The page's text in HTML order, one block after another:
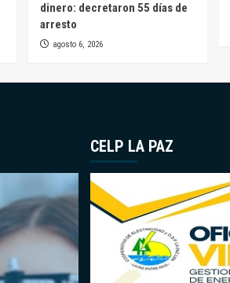
dinero: decretaron 55 días de
arresto
agosto 6, 2026
CELP LA PAZ